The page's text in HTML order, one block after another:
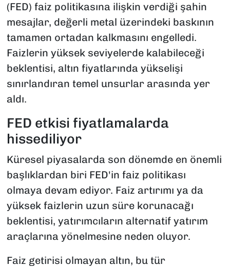
(FED) faiz politikasına ilişkin verdiği şahin
mesajlar, değerli metal üzerindeki baskının
tamamen ortadan kalkmasını engelledi.
Faizlerin yüksek seviyelerde kalabileceği
beklentisi, altın fiyatlarında yükselişi
sınırlandıran temel unsurlar arasında yer
aldı.
FED etkisi fiyatlamalarda
hissediliyor
Küresel piyasalarda son dönemde en önemli
başlıklardan biri FED'in faiz politikası
olmaya devam ediyor. Faiz artırımı ya da
yüksek faizlerin uzun süre korunacağı
beklentisi, yatırımcıların alternatif yatırım
araçlarına yönelmesine neden oluyor.
Faiz getirisi olmayan altın, bu tür